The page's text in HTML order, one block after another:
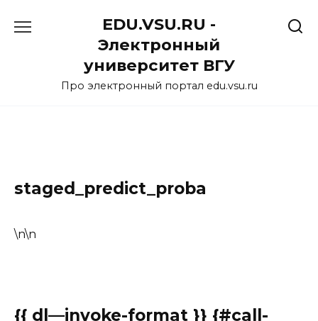
EDU.VSU.RU -
Электронный
университет ВГУ
Про электронный портал edu.vsu.ru
staged_predict_proba
\n\n
{{ dl—invoke-format }} {#call-